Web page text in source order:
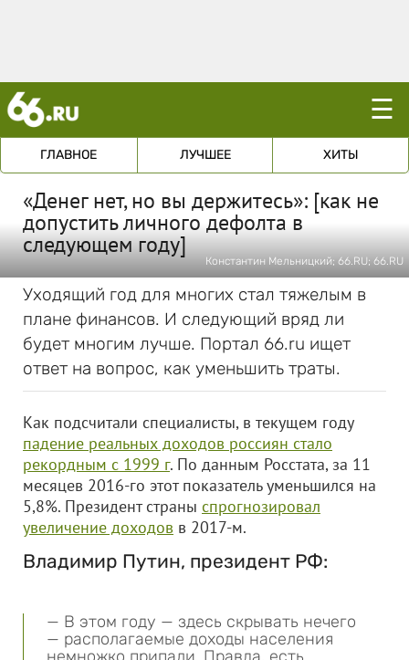
☰
ГЛАВНОЕ ЛУЧШЕЕ ХИТЫ
«Денег нет, но вы держитесь»: [как не
допустить личного дефолта в
следующем году]
Константин Мельницкий; 66.RU; 66.RU
Уходящий год для многих стал тяжелым в
плане финансов. И следующий вряд ли
будет многим лучше. Портал 66.ru ищет
ответ на вопрос, как уменьшить траты.
Как подсчитали специалисты, в текущем году
падение реальных доходов россиян стало
рекордным с 1999 г. По данным Росстата, за 11
месяцев 2016-го этот показатель уменьшился на
5,8%. Президент страны спрогнозировал
увеличение доходов в 2017-м.
Владимир Путин, президент РФ:
— В этом году — здесь скрывать нечего
— располагаемые доходы населения